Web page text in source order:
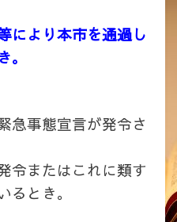
により本市を通過し
急事態宣言が発令さ
令またはこれに類す
とき。